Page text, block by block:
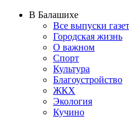
В Балашихе
Все выпуски
Городская жизнь
О важном
Спорт
Культура
Благоустройство
ЖКХ
Экология
Кучино